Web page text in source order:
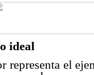
ideal
representa el